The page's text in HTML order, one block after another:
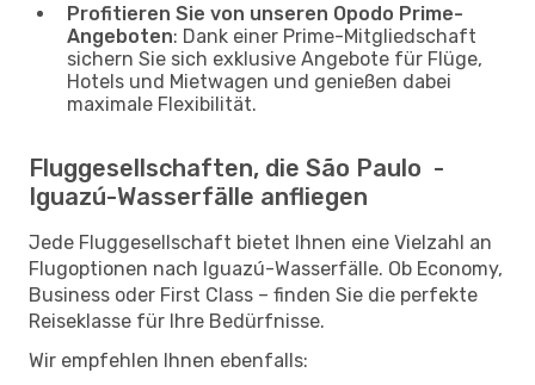
Profitieren Sie von unseren Opodo Prime-
Angeboten: Dank einer Prime-Mitgliedschaft
sichern Sie sich exklusive Angebote für Flüge,
Hotels und Mietwagen und genießen dabei
maximale Flexibilität.
Fluggesellschaften, die São Paulo -
Iguazú-Wasserfälle anfliegen
Jede Fluggesellschaft bietet Ihnen eine Vielzahl an
Flugoptionen nach Iguazú-Wasserfälle. Ob Economy,
Business oder First Class – finden Sie die perfekte
Reiseklasse für Ihre Bedürfnisse.
Wir empfehlen Ihnen ebenfalls: